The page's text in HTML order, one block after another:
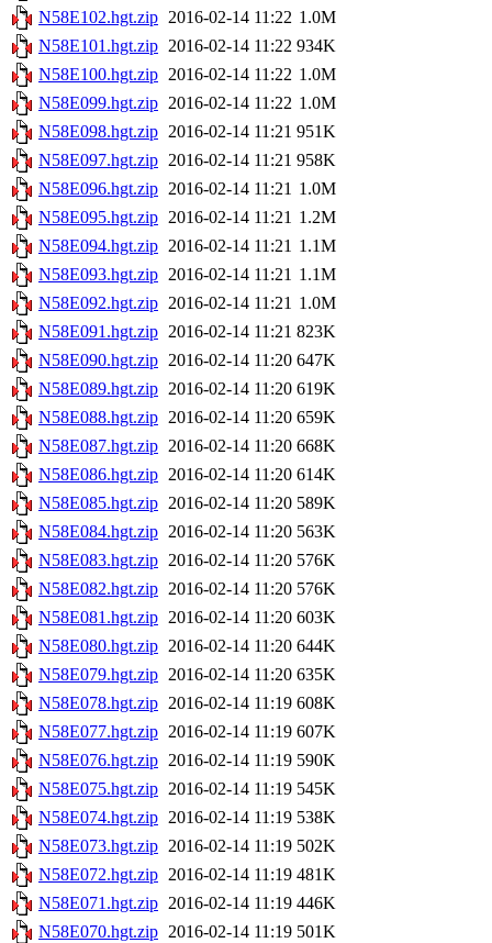
N58E102.hgt.zip 2016-02-14 11:22 1.0M
N58E101.hgt.zip 2016-02-14 11:22 934K
N58E100.hgt.zip 2016-02-14 11:22 1.0M
N58E099.hgt.zip 2016-02-14 11:22 1.0M
N58E098.hgt.zip 2016-02-14 11:21 951K
N58E097.hgt.zip 2016-02-14 11:21 958K
N58E096.hgt.zip 2016-02-14 11:21 1.0M
N58E095.hgt.zip 2016-02-14 11:21 1.2M
N58E094.hgt.zip 2016-02-14 11:21 1.1M
N58E093.hgt.zip 2016-02-14 11:21 1.1M
N58E092.hgt.zip 2016-02-14 11:21 1.0M
N58E091.hgt.zip 2016-02-14 11:21 823K
N58E090.hgt.zip 2016-02-14 11:20 647K
N58E089.hgt.zip 2016-02-14 11:20 619K
N58E088.hgt.zip 2016-02-14 11:20 659K
N58E087.hgt.zip 2016-02-14 11:20 668K
N58E086.hgt.zip 2016-02-14 11:20 614K
N58E085.hgt.zip 2016-02-14 11:20 589K
N58E084.hgt.zip 2016-02-14 11:20 563K
N58E083.hgt.zip 2016-02-14 11:20 576K
N58E082.hgt.zip 2016-02-14 11:20 576K
N58E081.hgt.zip 2016-02-14 11:20 603K
N58E080.hgt.zip 2016-02-14 11:20 644K
N58E079.hgt.zip 2016-02-14 11:20 635K
N58E078.hgt.zip 2016-02-14 11:19 608K
N58E077.hgt.zip 2016-02-14 11:19 607K
N58E076.hgt.zip 2016-02-14 11:19 590K
N58E075.hgt.zip 2016-02-14 11:19 545K
N58E074.hgt.zip 2016-02-14 11:19 538K
N58E073.hgt.zip 2016-02-14 11:19 502K
N58E072.hgt.zip 2016-02-14 11:19 481K
N58E071.hgt.zip 2016-02-14 11:19 446K
N58E070.hgt.zip 2016-02-14 11:19 501K